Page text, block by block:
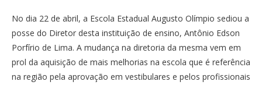
No dia 22 de abril, a Escola Estadual Augusto Olímpio sediou a
posse do Diretor desta instituição de ensino, Antônio Edson
Porfírio de Lima. A mudança na diretoria da mesma vem em
prol da aquisição de mais melhorias na escola que é referência
na região pela aprovação em vestibulares e pelos profissionais